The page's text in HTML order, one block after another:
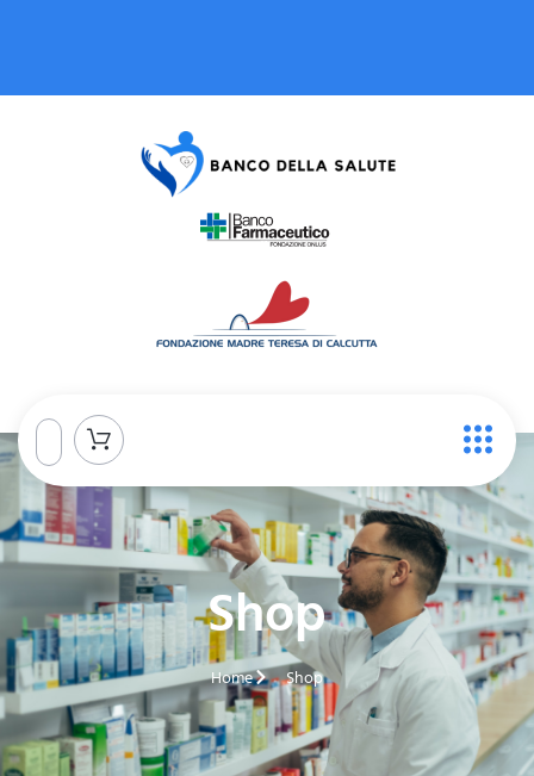
Shop
Home Shop